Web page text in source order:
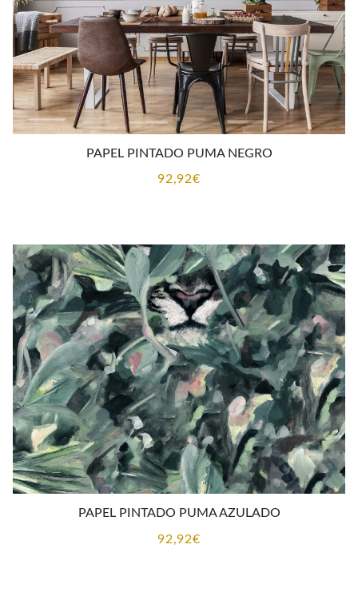
PAPEL PINTADO PUMA NEGRO
92,92€
PAPEL PINTADO PUMA AZULADO
92,92€